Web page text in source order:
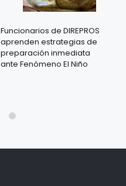
Funcionarios de DIREPROS
aprenden estrategias de
preparación inmediata
ante Fenómeno El Niño